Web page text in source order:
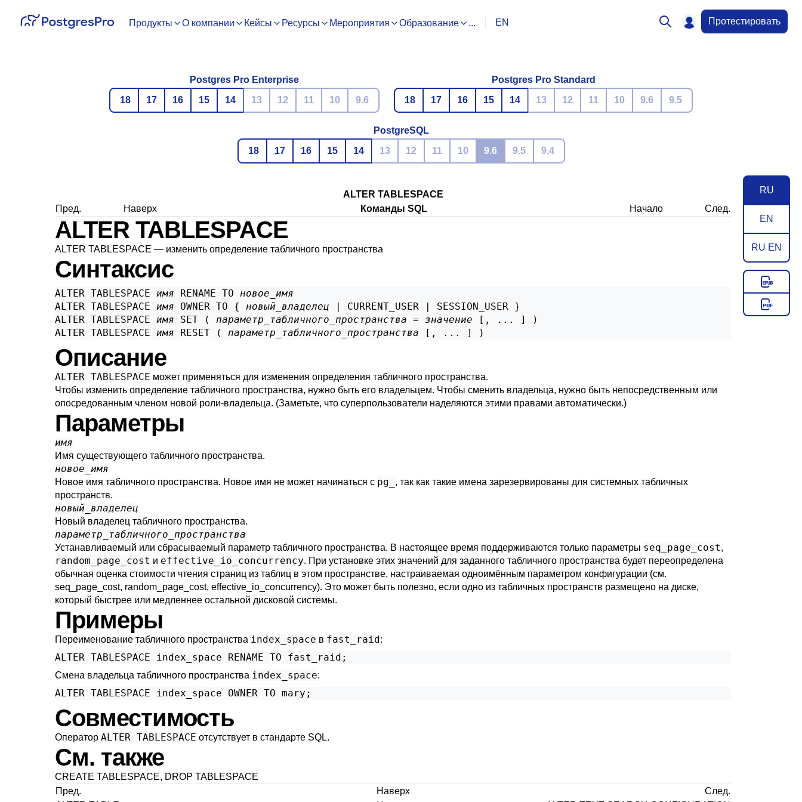
Продукты О компании Кейсы Ресурсы Мероприятия Образование ... EN Протестировать
Postgres Pro Enterprise
18
17 16 15 14 13 12 11 10 9.6
Postgres Pro Standard
18
17 16 15 14 13 12 11 10 9.6 9.5
PostgreSQL
18
17 16 15 14 13 12 11 10 9.6 9.5 9.4
RU
EN
RU EN
ALTER TABLESPACE
Пред.
Наверх Команды SQL Начало След.
ALTER TABLESPACE
ALTER TABLESPACE — изменить определение табличного пространства
Синтаксис
ALTER TABLESPACE имя RENAME TO новое_имя
ALTER TABLESPACE имя OWNER TO { новый_владелец | CURRENT_USER | SESSION_USER }
ALTER TABLESPACE имя SET ( параметр_табличного_пространства = значение [, ... ] )
ALTER TABLESPACE имя RESET ( параметр_табличного_пространства [, ... ] )
Описание
ALTER TABLESPACE может применяться для изменения определения табличного пространства.
Чтобы изменить определение табличного пространства, нужно быть его владельцем. Чтобы сменить владельца, нужно быть непосредственным или
опосредованным членом новой роли-владельца. (Заметьте, что суперпользователи наделяются этими правами автоматически.)
Параметры
имя
Имя существующего табличного пространства.
новое_имя
Новое имя табличного пространства. Новое имя не может начинаться с pg_
, так как такие имена зарезервированы для системных табличных
пространств.
новый_владелец
Новый владелец табличного пространства.
параметр_табличного_пространства
Устанавливаемый или сбрасываемый параметр табличного пространства. В настоящее время поддерживаются только параметры seq_page_cost,
random_page_cost и effective_io_concurrency. При установке этих значений для заданного табличного пространства будет переопределена
обычная оценка стоимости чтения страниц из таблиц в этом пространстве, настраиваемая одноимённым параметром конфигурации (см.
seq_page_cost, random_page_cost, effective_io_concurrency). Это может быть полезно, если одно из табличных пространств размещено на диске,
который быстрее или медленнее остальной дисковой системы.
Примеры
Переименование табличного пространства index_space в fast_raid:
ALTER TABLESPACE index_space RENAME TO fast_raid;
Смена владельца табличного пространства index_space:
ALTER TABLESPACE index_space OWNER TO mary;
Совместимость
Оператор ALTER TABLESPACE отсутствует в стандарте SQL.
См. также
CREATE TABLESPACE, DROP TABLESPACE
Пред.
Наверх
След.